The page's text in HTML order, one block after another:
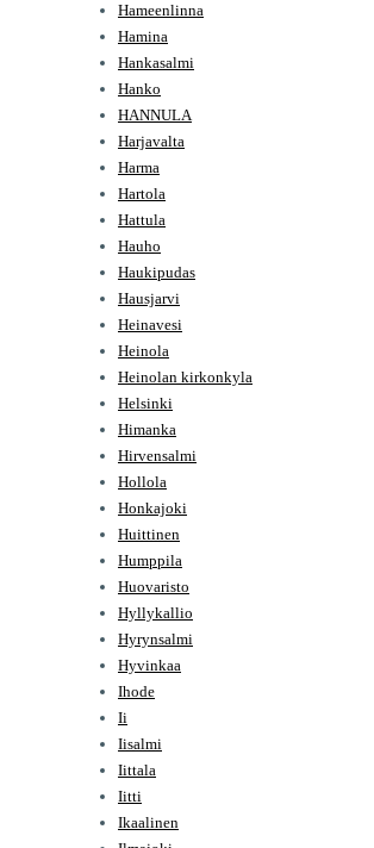
Hameenlinna
Hamina
Hankasalmi
Hanko
HANNULA
Harjavalta
Harma
Hartola
Hattula
Hauho
Haukipudas
Hausjarvi
Heinavesi
Heinola
Heinolan kirkonkyla
Helsinki
Himanka
Hirvensalmi
Hollola
Honkajoki
Huittinen
Humppila
Huovaristo
Hyllykallio
Hyrynsalmi
Hyvinkaa
Ihode
Ii
Iisalmi
Iittala
Iitti
Ikaalinen